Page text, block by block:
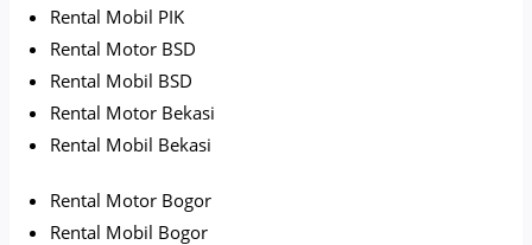
Rental Mobil PIK
Rental Motor BSD
Rental Mobil BSD
Rental Motor Bekasi
Rental Mobil Bekasi
Rental Motor Bogor
Rental Mobil Bogor